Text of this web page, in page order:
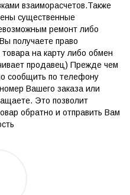
взаиморасчетов.Также
существенные
ремонт либо
получаете право
на карту либо обмен
продавец) Прежде чем
сообщить по телефону
Вашего заказа или
Это позволит
обратно и отправить Вам